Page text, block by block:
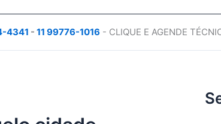
4341 - 11 99776-1016 - CLIQUE E AGENDE